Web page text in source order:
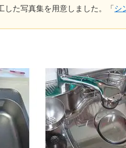
した写真集を用意しました。「 シ